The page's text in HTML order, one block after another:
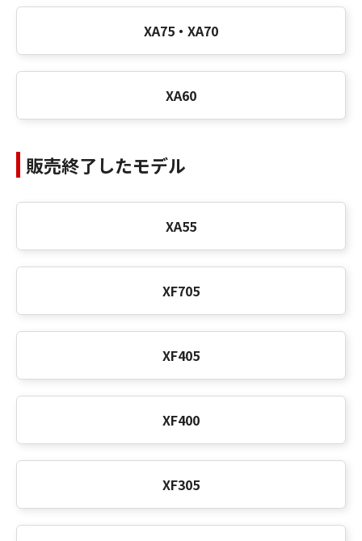
XA75・XA70
XA60
販売終了したモデル
XA55
XF705
XF405
XF400
XF305